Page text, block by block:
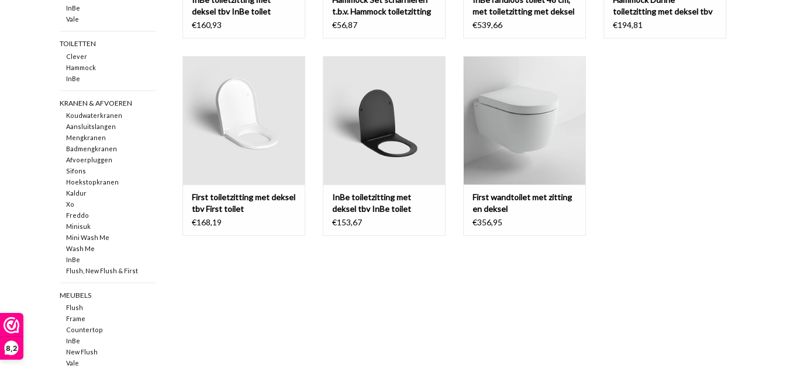
8,2
InBe
Vale
TOILETTEN
Clever
Hammock
InBe
KRANEN & AFVOEREN
Koudwaterkranen
Aansluitslangen
Mengkranen
Badmengkranen
Afvoerpluggen
Sifons
Hoekstopkranen
Kaldur
Xo
Freddo
Minisuk
Mini Wash Me
Wash Me
InBe
Flush, New Flush & First
MEUBELS
Flush
Frame
Countertop
InBe
New Flush
Vale
deksel tbv InBe toilet
€160,93
t.b.v. Hammock toiletzitting
€56,87
met toiletzitting met deksel
€539,66
toiletzitting met deksel tbv
(New) Hammock toilet
€194,81
TOEVOEGEN AAN WINKELWAGEN
First toiletzitting met deksel
tbv First toilet
€168,19
TOEVOEGEN AAN WINKELWAGEN
InBe toiletzitting met
deksel tbv InBe toilet
€153,67
TOEVOEGEN AAN WINKELWAGEN
First wandtoilet met zitting
en deksel
€356,95